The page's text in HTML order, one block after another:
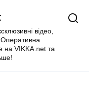
відео,
Оперативна
на VIKKA.net та